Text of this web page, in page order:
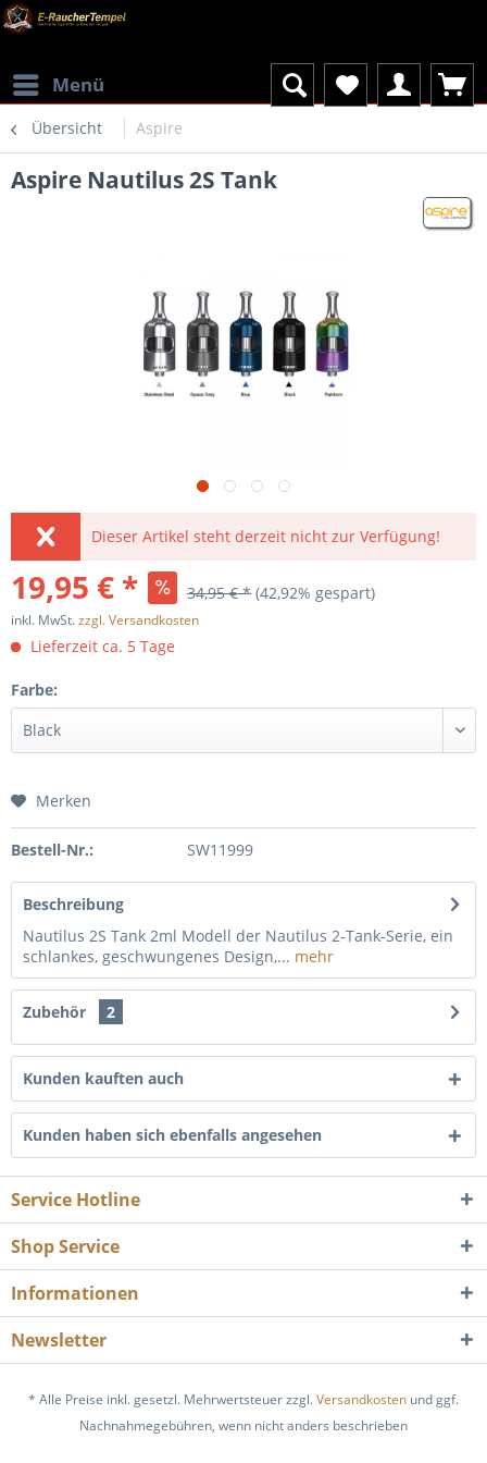
Menü
Übersicht Aspire
Aspire Nautilus 2S Tank
Dieser Artikel steht derzeit nicht zur Verfügung!
19,95 € * 34,95 € * (42,92% gespart)
inkl. MwSt.zzgl. Versandkosten
Lieferzeit ca. 5 Tage
Farbe:
Merken
Bestell-Nr.: SW11999
Beschreibung
Nautilus 2S Tank 2ml Modell der Nautilus 2-Tank-Serie, ein
schlankes, geschwungenes Design,... mehr
Zubehör 2
Kunden kauften auch
Kunden haben sich ebenfalls angesehen
Service Hotline
Shop Service
Informationen
Newsletter
* Alle Preise inkl. gesetzl. Mehrwertsteuer zzgl.Versandkosten und ggf.
Nachnahmegebühren, wenn nicht anders beschrieben